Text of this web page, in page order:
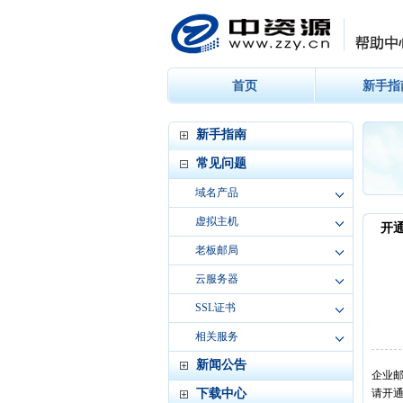
首页 新手指
新手指南
常见问题
域名产品
虚拟主机
老板邮局
云服务器
SSL证书
相关服务
新闻公告
下载中心